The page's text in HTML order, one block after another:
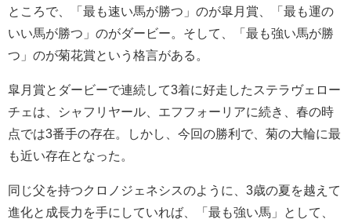
ところで、「最も速い馬が勝つ」のが皐月賞、「最も運の
いい馬が勝つ」のがダービー。そして、「最も強い馬が勝
つ」のが菊花賞という格言がある。
皐月賞とダービーで連続して3着に好走したステラヴェロー
チェは、シャフリヤール、エフフォーリアに続き、春の時
点では3番手の存在。しかし、今回の勝利で、菊の大輪に最
も近い存在となった。
同じ父を持つクロノジェネシスのように、3歳の夏を越えて
進化と成長力を手にしていれば、「最も強い馬」として、